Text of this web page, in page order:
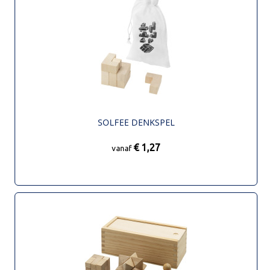
SOLFEE DENKSPEL
vanaf € 1,27